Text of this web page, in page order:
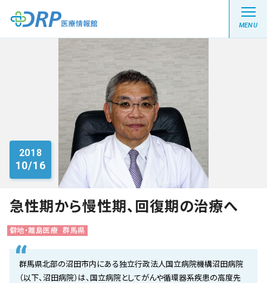
MENU
最新の注目記事
栄養健康レシピ
医療系学生記事
健康川柳
DRP医療情報館とは?
会社概要
2018
10/16
急性期から慢性期、回復期の治療へ
僻地・離島医療 群馬県
群馬県北部の沼田市内にある独立行政法人国立病院機構沼田病院
（以下、沼田病院）は、国立病院としてがんや循環器系疾患の高度先